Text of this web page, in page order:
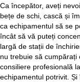
Ca începător, aveți
bețe de schi, cască și
ca echipamentul să se
încât să vă puteți
largă de stații de
nu trebuie să
consiliere profesională
echipamentul potrivit.